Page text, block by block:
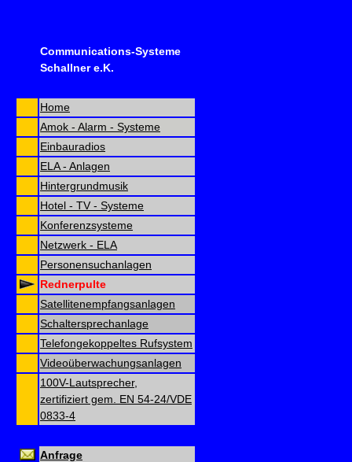
Communications-Systeme
Schallner e.K.
Home
Amok - Alarm - Systeme
Einbauradios
ELA - Anlagen
Hintergrundmusik
Hotel - TV - Systeme
Konferenzsysteme
Netzwerk - ELA
Personensuchanlagen
Rednerpulte
Satellitenempfangsanlagen
Schaltersprechanlage
Telefongekoppeltes Rufsystem
Videoüberwachungsanlagen
100V-Lautsprecher,
zertifiziert gem. EN 54-24/VDE
0833-4
Anfrage